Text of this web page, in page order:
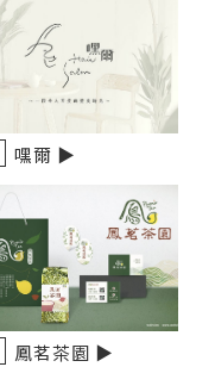
嘿爾 ▶️
鳳茗茶園 ▶️